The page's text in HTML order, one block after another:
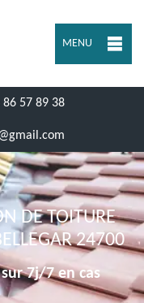
MENU
86 57 89 38
DE TOITURE
24700
7j/7 en cas